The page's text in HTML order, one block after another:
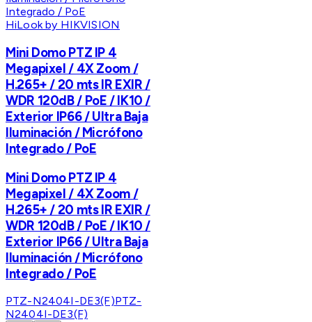
HiLook by HIKVISION
Mini Domo PTZ IP 4
Megapixel / 4X Zoom /
H.265+ / 20 mts IR EXIR /
WDR 120dB / PoE / IK10 /
Exterior IP66 / Ultra Baja
Iluminación / Micrófono
Integrado / PoE
Mini Domo PTZ IP 4
Megapixel / 4X Zoom /
H.265+ / 20 mts IR EXIR /
WDR 120dB / PoE / IK10 /
Exterior IP66 / Ultra Baja
Iluminación / Micrófono
Integrado / PoE
PTZ-N2404I-DE3(F)PTZ-
N2404I-DE3(F)